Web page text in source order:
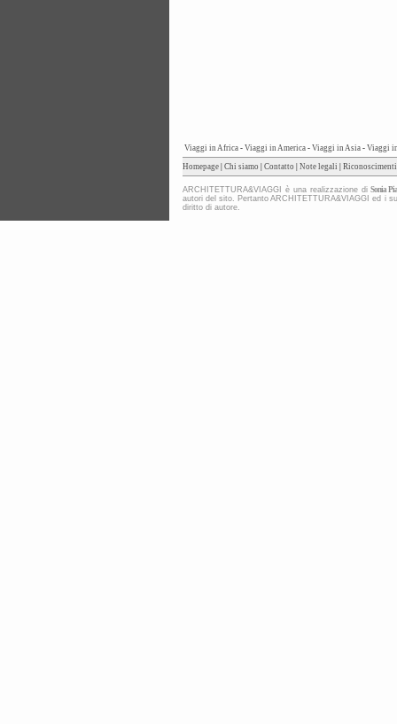
Viaggi in Africa - Viaggi in America - Viaggi in Asia - Viaggi
Homepage Chi siamo Contatto Note legali Riconoscimenti
ARCHITETTURA&VIAGGI è una realizzazione diSonia
autori del sito. Pertanto ARCHITETTURA&VIAGGI ed i
diritto di autore.